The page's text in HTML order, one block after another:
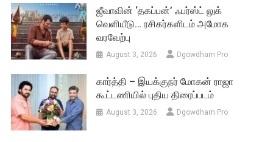
ஜீவாவின் ‘தகப்பன்’ ஃபர்ஸ்ட் லுக்
வெளியீடு… ரசிகர்களிடம் அமோக
வரவேற்பு
August 3, 2026 Dgowdham Pro
கார்த்தி – இயக்குநர் மோகன் ராஜா
கூட்டணியில் புதிய திரைப்படம்
August 3, 2026 Dgowdham Pro